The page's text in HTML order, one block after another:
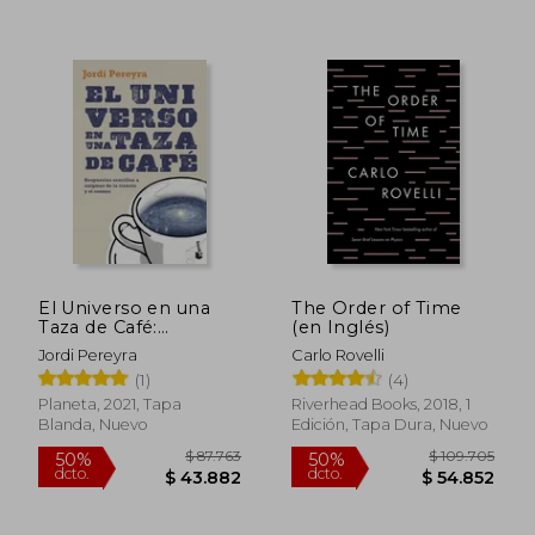
dcto. $ 41.589 dcto.
El Universo en una
Taza de Café:
Respuestas Sencillas
a Enigmas de la
Ciencia y el Cosmos
(Divulgación)
Jordi Pereyra
(1)
Planeta, 2021, Tapa
Blanda, Nuevo
The Order of Time
(en Inglés)
Carlo Rovelli
(4)
Riverhead Books, 2018, 1
Edición, Tapa Dura, Nuevo